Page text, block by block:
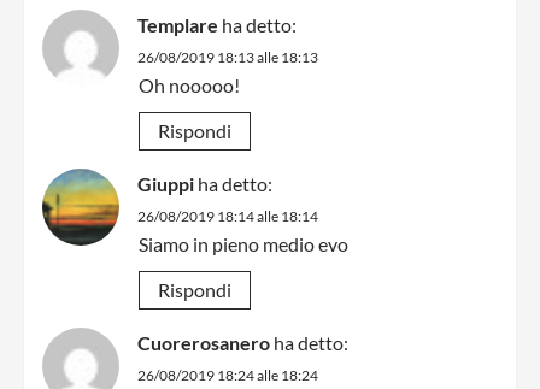
Templare ha detto:
26/08/2019 18:13 alle 18:13
Oh nooooo!
Rispondi
Giuppi ha detto:
26/08/2019 18:14 alle 18:14
Siamo in pieno medio evo
Rispondi
Cuorerosanero ha detto:
26/08/2019 18:24 alle 18:24